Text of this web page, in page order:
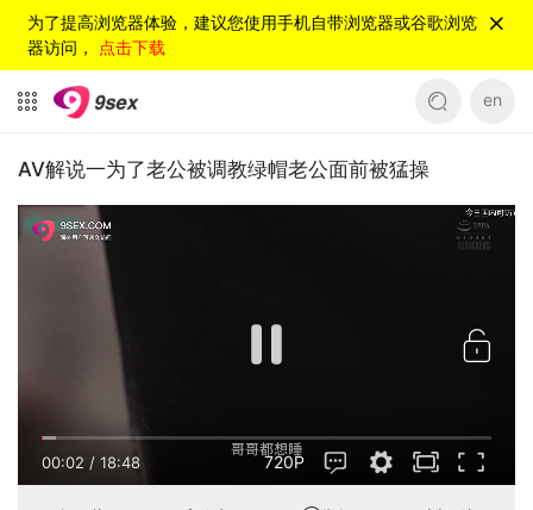
为了提高浏览器体验，建议您使用手机自带浏览器或谷歌浏览
器访问， 点击下载
en
AV解说一为了老公被调教绿帽老公面前被猛操
00:02 / 18:48 720P